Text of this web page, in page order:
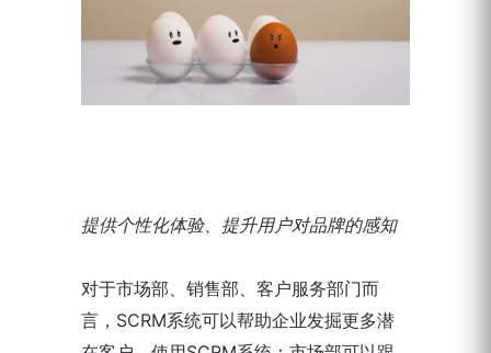
提供个性化体验、提升用户对品牌的感知
对于市场部、销售部、客户服务部门而
言，SCRM系统可以帮助企业发掘更多潜